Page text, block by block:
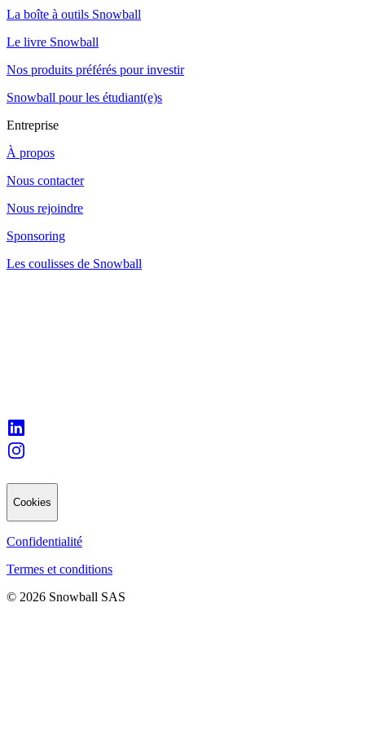
La boîte à outils Snowball
Le livre Snowball
Nos produits préférés pour investir
Snowball pour les étudiant(e)s
Entreprise
À propos
Nous contacter
Nous rejoindre
Sponsoring
Les coulisses de Snowball
Cookies
Confidentialité
Termes et conditions
© 2026 Snowball SAS